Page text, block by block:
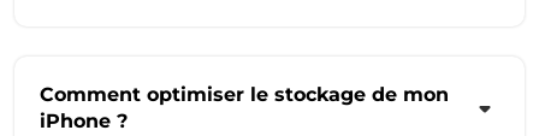
Comment optimiser le stockage de mon
iPhone ?